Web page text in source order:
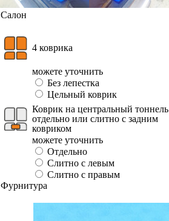
Салон
4 коврика
можете уточнить
Без лепестка
Цельный коврик
Коврик на центральный тоннель
отдельно или слитно с задним
ковриком
можете уточнить
Отдельно
Слитно с левым
Слитно с правым
Фурнитура